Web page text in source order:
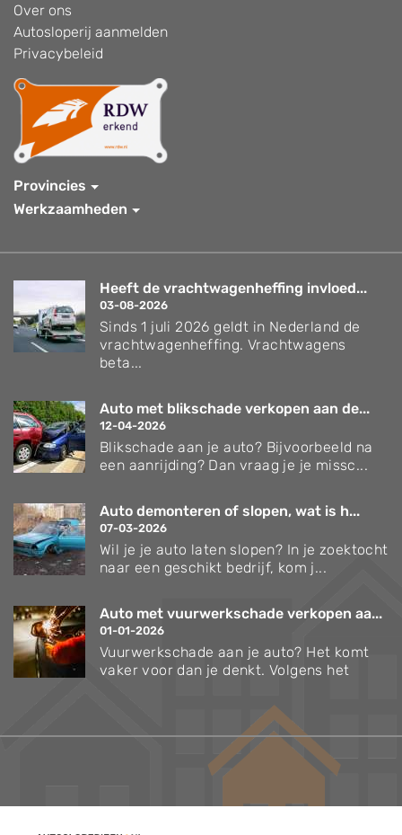
Over ons
Autosloperij aanmelden
Privacybeleid
Provincies
Werkzaamheden
Heeft de vrachtwagenheffing invloed...
03-08-2026
Sinds 1 juli 2026 geldt in Nederland de
vrachtwagenheffing. Vrachtwagens
beta...
Auto met blikschade verkopen aan de...
12-04-2026
Blikschade aan je auto? Bijvoorbeeld na
een aanrijding? Dan vraag je je missc...
Auto demonteren of slopen, wat is h...
07-03-2026
Wil je je auto laten slopen? In je zoektocht
naar een geschikt bedrijf, kom j...
Auto met vuurwerkschade verkopen aa...
01-01-2026
Vuurwerkschade aan je auto? Het komt
vaker voor dan je denkt. Volgens het